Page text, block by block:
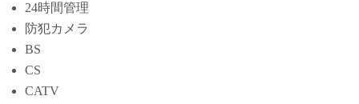
24時間管理
防犯カメラ
BS
CS
CATV